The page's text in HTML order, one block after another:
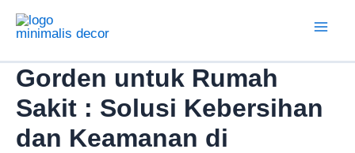
Lewati
Gorden untuk Rumah
Sakit : Solusi Kebersihan
dan Keamanan di